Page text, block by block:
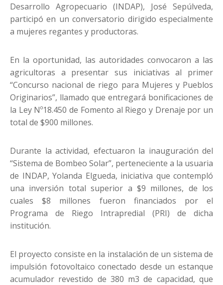
Desarrollo Agropecuario (INDAP), José Sepúlveda,
participó en un conversatorio dirigido especialmente
a mujeres regantes y productoras.
En la oportunidad, las autoridades convocaron a las
agricultoras a presentar sus iniciativas al primer
“Concurso nacional de riego para Mujeres y Pueblos
Originarios”, llamado que entregará bonificaciones de
la Ley Nº18.450 de Fomento al Riego y Drenaje por un
total de $900 millones.
Durante la actividad, efectuaron la inauguración del
“Sistema de Bombeo Solar”, perteneciente a la usuaria
de INDAP, Yolanda Elgueda, iniciativa que contempló
una inversión total superior a $9 millones, de los
cuales $8 millones fueron financiados por el
Programa de Riego Intrapredial (PRI) de dicha
institución.
El proyecto consiste en la instalación de un sistema de
impulsión fotovoltaico conectado desde un estanque
acumulador revestido de 380 m3 de capacidad, que